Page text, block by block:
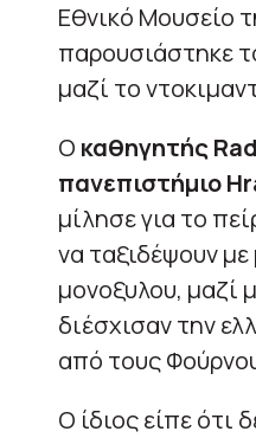
Εθνικό Μουσείο
παρουσιάστηκε
μαζί το
Ο καθηγητής
πανεπιστήμιο
μίλησε για το
να ταξιδέψουν
μονοξυλου, μαζί
διέσχισαν την
από τους
Ο ίδιος είπε ότι